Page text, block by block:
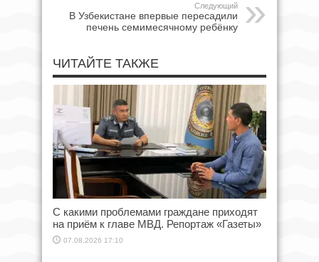
Следующий
В Узбекистане впервые пересадили
печень семимесячному ребёнку
ЧИТАЙТЕ ТАКЖЕ
С какими проблемами граждане приходят
на приём к главе МВД. Репортаж «Газеты»
07.08.2026 17:10